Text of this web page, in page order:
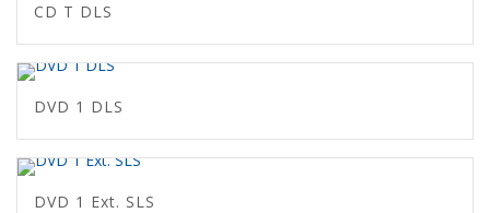
CD T DLS
DVD 1 DLS
DVD 1 Ext. SLS